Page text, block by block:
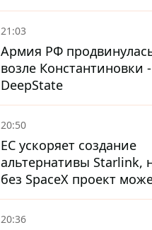
21:03
Армия РФ
возле Константиновки -
DeepState
20:50
ЕС ускоряет создание
альтернативы Starlink,
без SpaceX проект
обойтись
20:36